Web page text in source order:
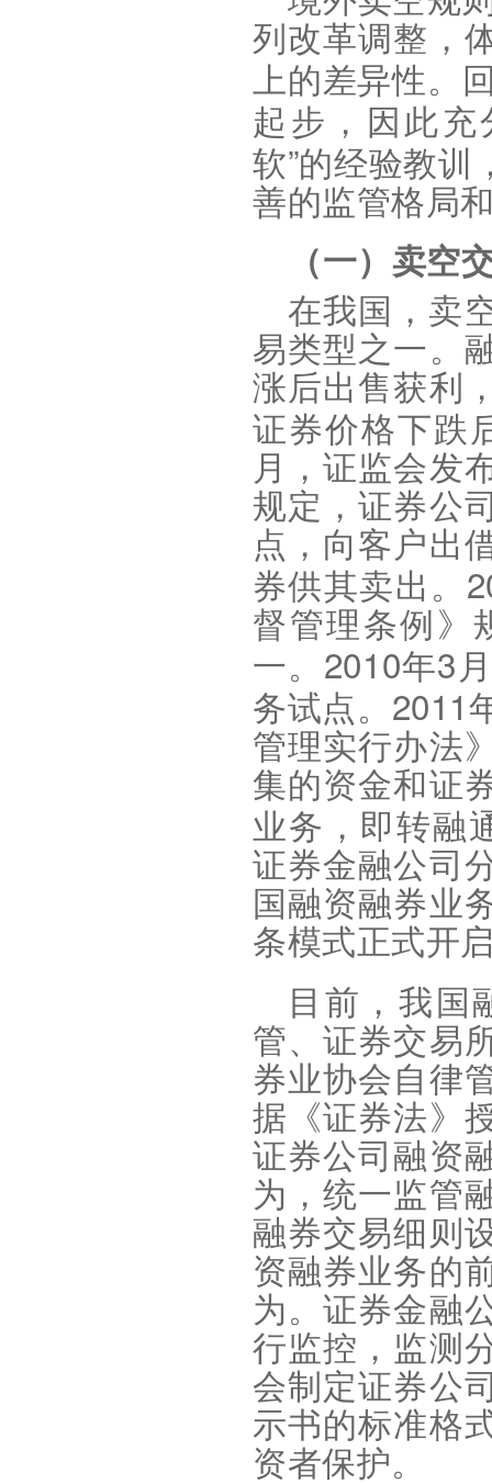
列改革调整，
上的差异性。
起步，因此
软”的经验教训
善的监管格局
（一）卖空
在我国，卖
易类型之一。
涨后出售获利
证券价格下跌
月，证监会发
规定，证券公
点，向客户出
券供其卖出。
督管理条例》
一。 2010年3
务试点。 2011
管理实行办法
集的资金和证
业务，即转融
证券金融公司
国融资融券业
条模式正式开
目前，我国
管、证券交易
券业协会自律
据《证券法》
证券公司融资
为，统一监管
融券交易细则
资融券业务的
为。证券金融
行监控，监测
会制定证券公
示书的标准格
资者保护。